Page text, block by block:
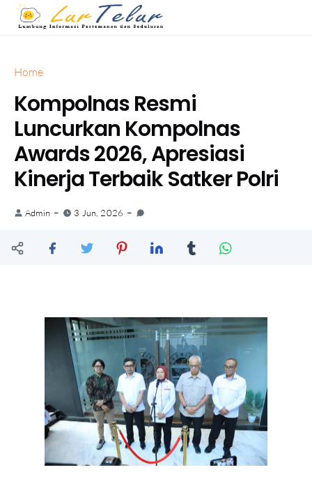
Home
Kompolnas Resmi
Luncurkan Kompolnas
Awards 2026, Apresiasi
Kinerja Terbaik Satker Polri
Admin 3 Jun, 2026